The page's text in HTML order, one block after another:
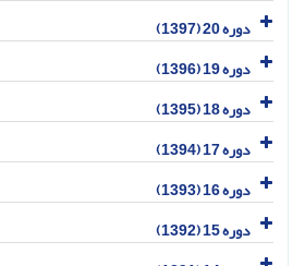
دوره 20 (1397)
دوره 19 (1396)
دوره 18 (1395)
دوره 17 (1394)
دوره 16 (1393)
دوره 15 (1392)